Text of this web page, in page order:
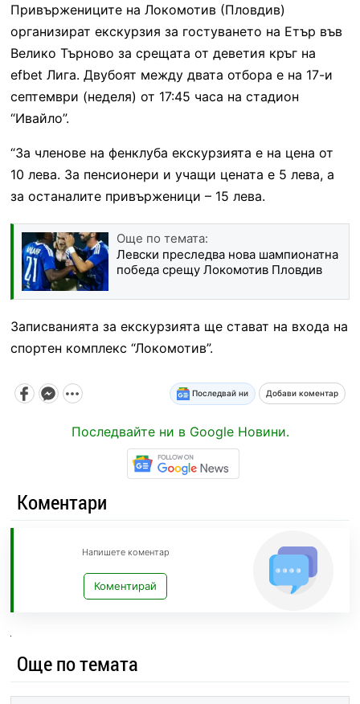
Привържениците на Локомотив (Пловдив)
организират екскурзия за гостуването на Етър във
Велико Търново за срещата от деветия кръг на
efbet Лига. Двубоят между двата отбора е на 17-и
септември (неделя) от 17:45 часа на стадион
“Ивайло”.
“За членове на фенклуба екскурзията е на цена от
10 лева. За пенсионери и учащи цената е 5 лева, а
за останалите привърженици – 15 лева.
Още по темата:
Левски преследва нова шампионатна
победа срещу Локомотив Пловдив
Записванията за екскурзията ще стават на входа на
спортен комплекс “Локомотив”.
Последвай ни Добави коментар
Последвайте ни в Google Новини.
Коментари
Напишете коментар
Коментирай
Още по темата